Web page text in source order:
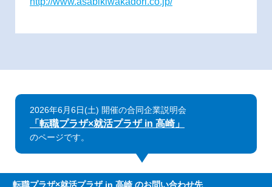
2026年6月6日(土) 開催の合同企業説明会
「転職プラザ×就活プラザ in 高崎」
のページです。
転職プラザ×就活プラザ in 高崎 のお問い合わせ先